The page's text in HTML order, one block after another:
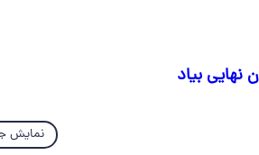
نهایی بیاد
نمایش